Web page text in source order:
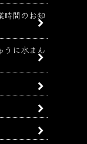
間のお知
に水まん